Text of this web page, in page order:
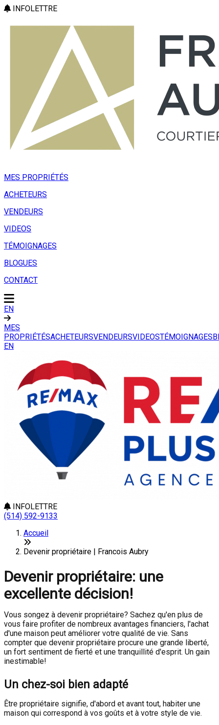
INFOLETTRE
MES PROPRIÉTÉS
ACHETEURS
VENDEURS
VIDEOS
TÉMOIGNAGES
BLOGUES
CONTACT
EN
MES
PROPRIÉTÉSACHETEURSVENDEURSVIDEOSTÉMOIGNAGES
EN
INFOLETTRE
(514) 592-9133
Accueil
Devenir propriétaire | Francois Aubry
Devenir propriétaire: une
excellente décision!
Vous songez à devenir propriétaire? Sachez qu'en plus de
vous faire profiter de nombreux avantages financiers, l'achat
d'une maison peut améliorer votre qualité de vie. Sans
compter que devenir propriétaire procure une grande liberté,
un fort sentiment de fierté et une tranquillité d'esprit. Un gain
inestimable!
Un chez-soi bien adapté
Être propriétaire signifie, d'abord et avant tout, habiter une
maison qui correspond à vos goûts et à votre style de vie.